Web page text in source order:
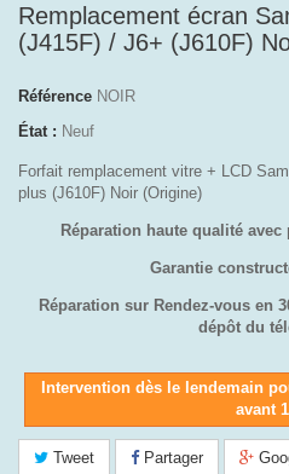
Remplacement écran
(J415F) / J6+ (J610F)
Référence NOIR
État : Neuf
Forfait remplacement vitre + LCD
plus (J610F) Noir (Origine)
Réparation haute qualité
Garantie
Réparation sur Rendez-vous en
dépôt du
Intervention dès le lendemain
avant
Tweet Partager